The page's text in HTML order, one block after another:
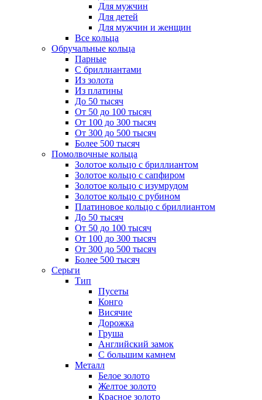
Для мужчин
Для детей
Для мужчин и женщин
Все кольца
Обручальные кольца
Парные
С бриллиантами
Из золота
Из платины
До 50 тысяч
От 50 до 100 тысяч
От 100 до 300 тысяч
От 300 до 500 тысяч
Более 500 тысяч
Помолвочные кольца
Золотое кольцо с бриллиантом
Золотое кольцо с сапфиром
Золотое кольцо с изумрудом
Золотое кольцо с рубином
Платиновое кольцо с бриллиантом
До 50 тысяч
От 50 до 100 тысяч
От 100 до 300 тысяч
От 300 до 500 тысяч
Более 500 тысяч
Серьги
Тип
Пусеты
Конго
Висячие
Дорожка
Груша
Английский замок
С большим камнем
Металл
Белое золото
Желтое золото
Красное золото